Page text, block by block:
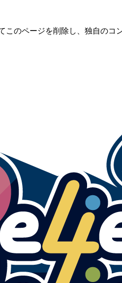
このページを削除し、独自のコ